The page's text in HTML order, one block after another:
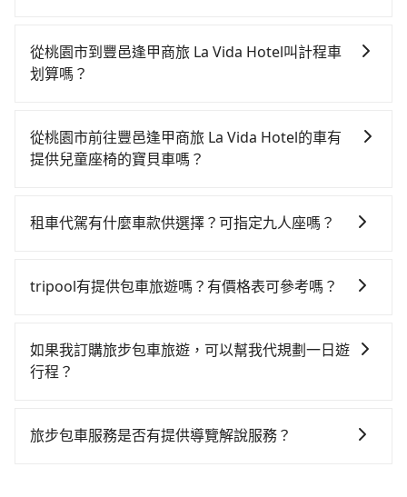
行進站、現場購票並於月台排隊的時間約15分鐘，再乘
坐30~43分鐘（平均38分）的高鐵從桃園站前往台中高
後，抵達豐邑逢甲商旅 La Vida Hotel (台中市西屯區)
的目的地。全程加上轉車時間共1小時40分鐘，假設3位
元，費時1小時38分鐘。選擇搭乘高鐵而不預約包車，不
僅有兩位乘車，也可參考tripool的拼車共乘服務，最多
車自駕，但花費可能不小。租車公司一般以天為單位計
費，小轎車如Toyota Yaris、Nissan Kicks，一天租金
eTag（每公里約1元）、路邊停車（每小時約40元）、
保險費、罰單另計。如果每日行駛里程超過200~400公
以要不當天就需往返桃園市與豐邑逢甲商旅 La Vida
tripool的單程專車接送才是前往旅宿最便宜方便的選
從桃園市到豐邑逢甲商旅 La Vida Hotel叫計程車
划算嗎？
灣大車隊、Uber、Line Taxi、Yoxi等，如果在路邊攔不
到車，也可考慮打電話至附近的計程車隊，如菓林計程
預約tripool可省高達$2,200。綜合以上，無論在價格或
從桃園市前往豐邑逢甲商旅 La Vida Hotel的車有
提供兒童座椅的寶貝車嗎？
繫好安全帶，如四歲以下或身高不足的幼童無法正常綁
選租用適合1~4歲的兒童汽車座椅或4歲以上的增高墊，
攜帶汽車座椅，不僅家中小寶貝坐的舒適習慣。
租車代駕有什麼車款供選擇？可指定九人座嗎？
型車為主，車款品牌以豐田Toyota、福特Ford、福斯
車，百分百無菸車，乘客均有最高500萬乘客險。如果有
特殊需求或人數較多，需要大T保母車、20人座中巴、
tripool有提供包車旅遊嗎？有價格表可參考嗎？
與桃園市的包車旅遊，從單純的單趟接送到算時間的計
時包車都有，可彈性選擇2~12小時的服務，滿足家族出
一天包車的價格可能跟其他車隊相差無幾，但是如果只
如果我訂購旅步包車旅遊，可以幫我代規劃一日遊
行程？
時還沒有規劃行程的服務。
旅步包車服務是否有提供導覽解說服務？